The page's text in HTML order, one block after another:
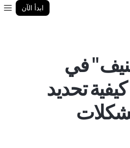
ابدأ الآن
في
تحديد